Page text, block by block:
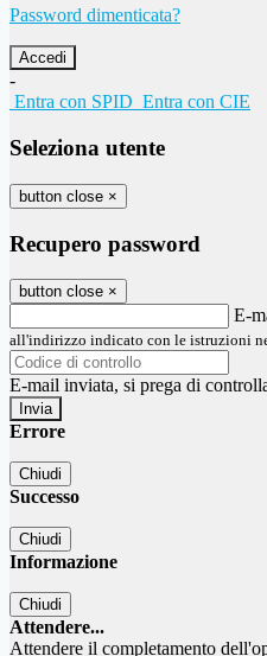
Password dimenticata?
-
Entra con SPID Entra con CIE
Seleziona utente
button close ×
Recupero password
button close ×
E-
all'indirizzo indicato con le istruzioni
E-mail inviata, si prega di
Errore
Chiudi
Successo
Chiudi
Informazione
Chiudi
Attendere...
Attendere il completamento